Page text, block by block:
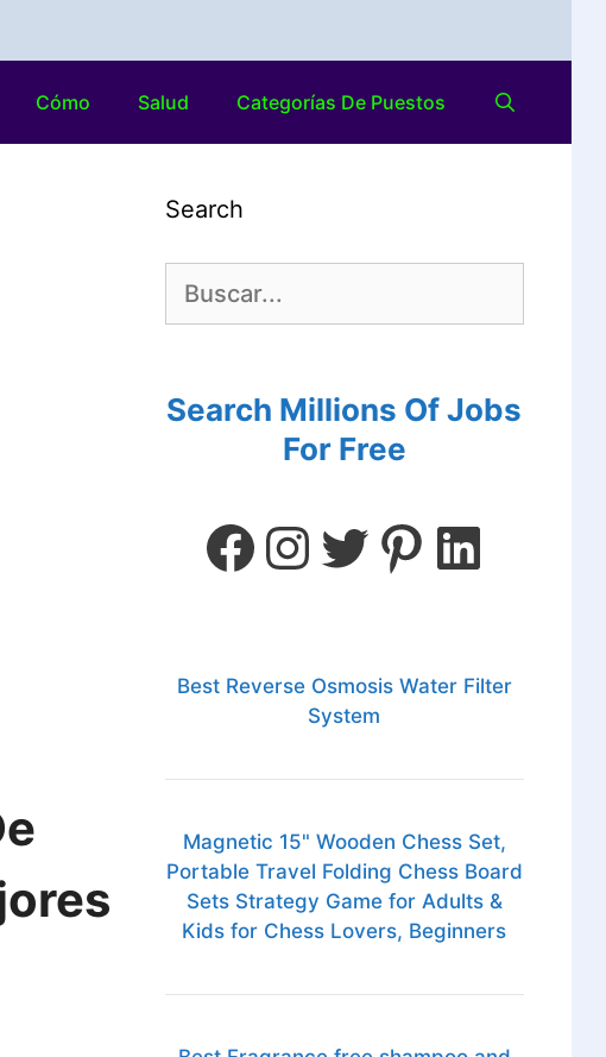
Cómo Salud Categorías De Puestos
Search
Search Millions Of Jobs
For Free
Best Reverse Osmosis Water Filter
System
Magnetic 15" Wooden Chess Set,
Portable Travel Folding Chess Board
Sets Strategy Game for Adults &
Kids for Chess Lovers, Beginners